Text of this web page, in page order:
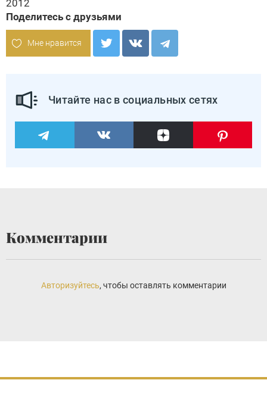
2012
Поделитесь с друзьями
Мне нравится
Читайте нас в социальных сетях
Комментарии
Авторизуйтесь, чтобы оставлять комментарии